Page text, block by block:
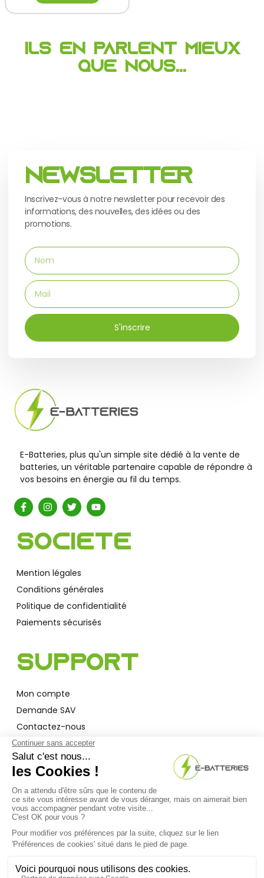
Ils en parlent mieux
que nous...
Newsletter
Inscrivez-vous à notre newsletter pour recevoir des
informations, des nouvelles, des idées ou des
promotions.
S'inscrire
E-Batteries, plus qu'un simple site dédié à la vente de
batteries, un véritable partenaire capable de répondre à
vos besoins en énergie au fil du temps.
Société
Mention légales
Conditions générales
Politique de confidentialité
Paiements sécurisés
Support
Mon compte
Demande SAV
Contactez-nous
Garantie
A Propos
Qui sommes-nous ?
Actualités
F.A.Q
Bon à savoir